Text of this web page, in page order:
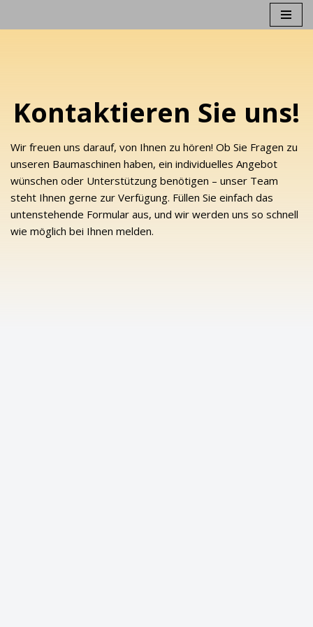
Kontaktieren Sie uns!
Wir freuen uns darauf, von Ihnen zu hören! Ob Sie Fragen zu
unseren Baumaschinen haben, ein individuelles Angebot
wünschen oder Unterstützung benötigen – unser Team
steht Ihnen gerne zur Verfügung. Füllen Sie einfach das
untenstehende Formular aus, und wir werden uns so schnell
wie möglich bei Ihnen melden.